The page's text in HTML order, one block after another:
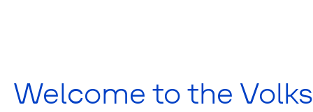
Para los cursos de formación de VDA:
Los participantes que superen la prueba de conocimientos recibirán
Welcome to the